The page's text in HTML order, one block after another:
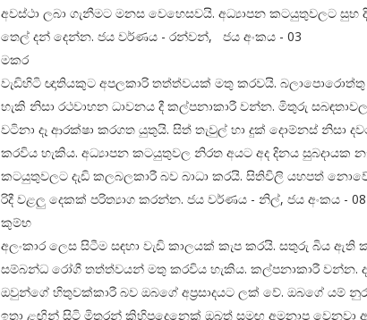
අවස්ථා ලබා ගැනීමට මනස වෙහෙසවයි. අධ්‍යාපන කටයුතුවලට සුභ
තෙල් දන් දෙන්න. ජය වර්ණය - රන්වන්, ජය අංකය - 03
මකර
වැඩිහිටි ඥාතියකුට අපලකාරි තත්ත්වයක් මතු කරවයි.
හැකි නිසා රථවාහන ධාවනය දී කල්පනාකාරී වන්න. මිතුරු
වටිනා දෑ ආරක්ෂා කරගත යුතුයි. සිත් තැවුල් හා දුක් දොම්නස් නිසා
කරවිය හැකිය. අධ්‍යාපන කටයුතුවල නිරත අයට අද දිනය සුබදායක
කටයුතුවලට දැඩි කලබලකාරී බව බාධා කරයි. සිතිවිලි යහපත්
රිදී වළලු දෙකක් පරිත්‍යාග කරන්න. ජය වර්ණය - නිල්, ජය අංකය - 08
කුම්භ
අලංකාර ලෙස සිටීම සඳහා වැඩි කාලයක් කැප කරයි. සතුරු බිය ඇති
සම්බන්ධ රෝගී තත්ත්වයන් මතු කරවිය හැකිය. කල්පනාකාරී වන්න.
ඔවුන්ගේ හිතුවක්කාරී බව ඔබගේ අප්‍රසාදයට ලක් වේ. ඔබගේ යම්
ඉතා ළඟින් සිටි මිතුරන් කිහිපදෙනෙක් ඔබත් සමඟ අමනාප